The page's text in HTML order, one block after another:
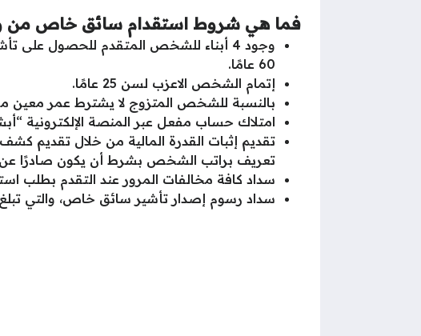
فما هي شروط استقدام سائق خاص من
وجود 4 أبناء للشخص المتقدم للحصول
60 عامًا.
إتمام الشخص الاعزب لسن 25 عامًا.
بالنسبة للشخص المتزوج لا يشترط عمر معين
امتلاك حساب مفعل عبر المنصة الإلكترونية
تعريف براتب الشخص بشرط أن يكون صادرًا
سداد كافة مخالفات المرور عند التقدم بطلب
سداد رسوم إصدار تأشير سائق خاص، والتي